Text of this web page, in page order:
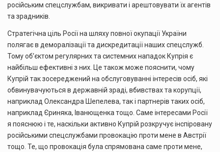
російським спецслужбам, викривати і арештовувати їх агентів
та зрадників.
Стратегічна ціль Росії на шляху повної окупації України
полягає в деморалізації та дискредитації наших спецслужб.
Тому об’єктом регулярних та системних нападок Купрія є
найбільш ефективні з них. Це також може пояснити, чому
Купрій так зосереджений на обслуговуванні інтересів осіб, які
обвинувачуються в державній зраді, вбивствах та корупції,
наприклад Олександра Шепелева, так і партнерів таких осіб,
наприклад Єриняка, Іванющенка тощо. Саме інтересами Росії
я пояснюю і те, наскільки активно Купрій розкручує інспіровану
російськими спецслужбами провокацію проти мене в Австрії
тощо. Те, що провокація була спрямована саме проти мене,